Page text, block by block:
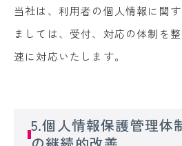
当社は、利用者の個人情報に関
ましては、受付、対応の体制を
速に対応いたします。
5.個人情報保護管理体